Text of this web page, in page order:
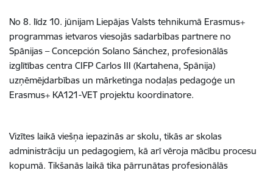
No 8. līdz 10. jūnijam Liepājas Valsts tehnikumā Erasmus+
programmas ietvaros viesojās sadarbības partnere no
Spānijas – Concepción Solano Sánchez, profesionālās
izglītības centra CIFP Carlos III (Kartahena, Spānija)
uzņēmējdarbības un mārketinga nodaļas pedagoģe un
Erasmus+ KA121-VET projektu koordinatore.
Vizītes laikā viešņa iepazinās ar skolu, tikās ar skolas
administrāciju un pedagogiem, kā arī vēroja mācību procesu
kopumā. Tikšanās laikā tika pārrunātas profesionālās